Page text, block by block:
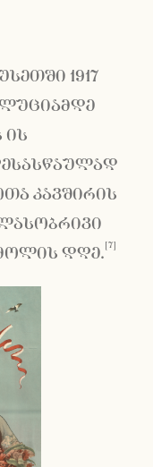
1917
ის
კავშირის
დღე.[7]